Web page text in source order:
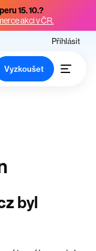
15. 10.?
akci v ČR.
Přihlásit
Vyzkoušet
byl